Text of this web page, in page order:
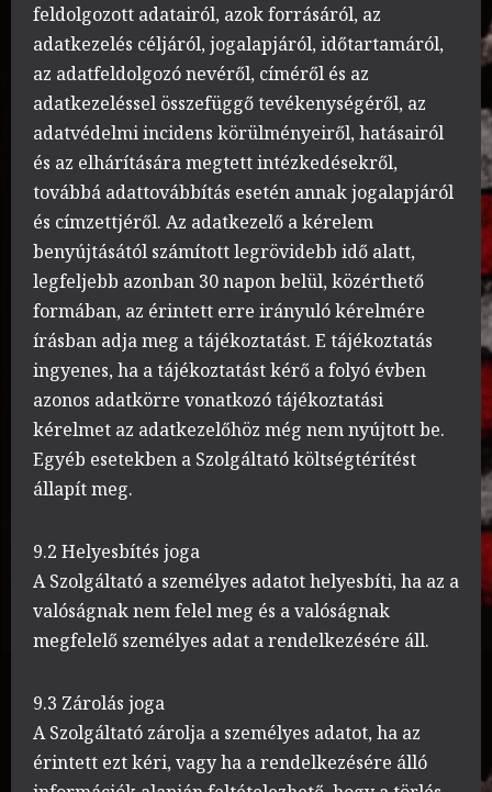
feldolgozott adatairól, azok forrásáról, az
adatkezelés céljáról, jogalapjáról, időtartamáról,
az adatfeldolgozó nevéről, címéről és az
adatkezeléssel összefüggő tevékenységéről, az
adatvédelmi incidens körülményeiről, hatásairól
és az elhárítására megtett intézkedésekről,
továbbá adattovábbítás esetén annak jogalapjáról
és címzettjéről. Az adatkezelő a kérelem
benyújtásától számított legrövidebb idő alatt,
legfeljebb azonban 30 napon belül, közérthető
formában, az érintett erre irányuló kérelmére
írásban adja meg a tájékoztatást. E tájékoztatás
ingyenes, ha a tájékoztatást kérő a folyó évben
azonos adatkörre vonatkozó tájékoztatási
kérelmet az adatkezelőhöz még nem nyújtott be.
Egyéb esetekben a Szolgáltató költségtérítést
állapít meg.
9.2 Helyesbítés joga
A Szolgáltató a személyes adatot helyesbíti, ha az a
valóságnak nem felel meg és a valóságnak
megfelelő személyes adat a rendelkezésére áll.
9.3 Zárolás joga
A Szolgáltató zárolja a személyes adatot, ha az
érintett ezt kéri, vagy ha a rendelkezésére álló